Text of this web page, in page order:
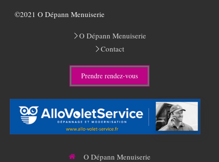
©2021 O Dépann Menuiserie
O Dépann Menuiserie
Contact
Prendre rendez-vous
O Dépann Menuiserie